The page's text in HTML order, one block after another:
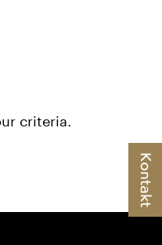
criteria.
Kontakt